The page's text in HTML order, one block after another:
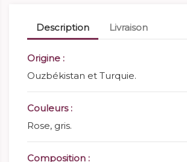
Description Livraison
Origine :
Ouzbékistan et Turquie.
Couleurs :
Rose, gris.
Composition :